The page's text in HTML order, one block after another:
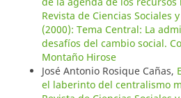
Revista de Ciencias Sociales
(2000): Tema Central: La
desafíos del cambio social.
Montaño Hirose
José Antonio Rosique Cañas,
el laberinto del centralismo